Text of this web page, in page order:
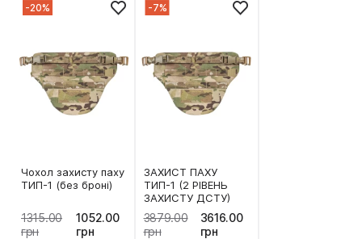
-20%
Чохол захисту паху
ТИП-1 (без броні)
1315.00
грн
1052.00
грн
-7%
ЗАХИСТ ПАХУ
ТИП-1 (2 РІВЕНЬ
ЗАХИСТУ ДСТУ)
3879.00
грн
3616.00
грн